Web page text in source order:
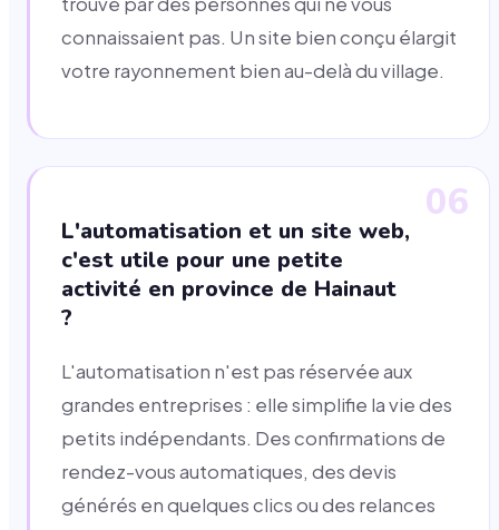
connaissaient pas. Un site bien conçu élargit
votre rayonnement bien au-delà du village.
06
L'automatisation et un site web,
c'est utile pour une petite
activité en province de Hainaut
?
L'automatisation n'est pas réservée aux
grandes entreprises : elle simplifie la vie des
petits indépendants. Des confirmations de
rendez-vous automatiques, des devis
générés en quelques clics ou des relances